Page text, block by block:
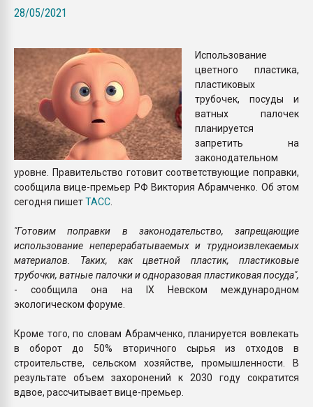
28/05/2021
Использование
цветного пластика,
пластиковых
трубочек, посуды и
ватных палочек
планируется
запретить на
законодательном
уровне. Правительство готовит соответствующие поправки,
сообщила вице-премьер РФ Виктория Абрамченко. Об этом
сегодня пишетТАСС
"Готовим поправки в законодательство, запрещающие
использование неперерабатываемых и трудноизвлекаемых
материалов. Таких, как цветной пластик, пластиковые
трубочки, ватные палочки и одноразовая пластиковая посуда",
- сообщила она на IX Невском международном
экологическом форуме.
Кроме того, по словам Абрамченко, планируется вовлекать
в оборот до 50% вторичного сырья из отходов в
строительстве, сельском хозяйстве, промышленности. В
результате объем захоронений к 2030 году сократится
вдвое, рассчитывает вице-премьер.